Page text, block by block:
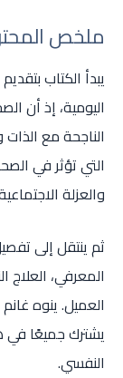
ملخص
يبدأ الكتاب
اليومية، إذ أن
الناجحة مع
التي تؤثر في
والعزلة
ثم ينتقل إلى
المعرفي، العلاج
العميل. ينوه
يشترك جميعًا في
النفسي.